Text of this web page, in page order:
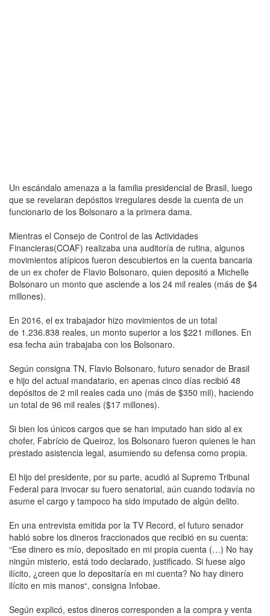
Un escándalo amenaza a la familia presidencial de Brasil, luego
que se revelaran depósitos irregulares desde la cuenta de un
funcionario de los Bolsonaro a la primera dama.
Mientras el Consejo de Control de las Actividades
Financieras(COAF) realizaba una auditoría de rutina, algunos
movimientos atípicos fueron descubiertos en la cuenta bancaria
de un ex chofer de Flavio Bolsonaro, quien depositó a Michelle
Bolsonaro un monto que asciende a los 24 mil reales (más de $4
millones).
En 2016, el ex trabajador hizo movimientos de un total
de 1.236.838 reales, un monto superior a los $221 millones. En
esa fecha aún trabajaba con los Bolsonaro.
Según consigna TN, Flavio Bolsonaro, futuro senador de Brasil
e hijo del actual mandatario, en apenas cinco días recibió 48
depósitos de 2 mil reales cada uno (más de $350 mil), haciendo
un total de 96 mil reales ($17 millones).
Si bien los únicos cargos que se han imputado han sido al ex
chofer, Fabrício de Queiroz, los Bolsonaro fueron quienes le han
prestado asistencia legal, asumiendo su defensa como propia.
El hijo del presidente, por su parte, acudió al Supremo Tribunal
Federal para invocar su fuero senatorial, aún cuando todavía no
asume el cargo y tampoco ha sido imputado de algún delito.
En una entrevista emitida por la TV Record, el futuro senador
habló sobre los dineros fraccionados que recibió en su cuenta:
“Ese dinero es mío, depositado en mi propia cuenta (…) No hay
ningún misterio, está todo declarado, justificado. Si fuese algo
ilícito, ¿creen que lo depositaría en mi cuenta? No hay dinero
ilícito en mis manos“, consigna Infobae.
Según explicó, estos dineros corresponden a la compra y venta